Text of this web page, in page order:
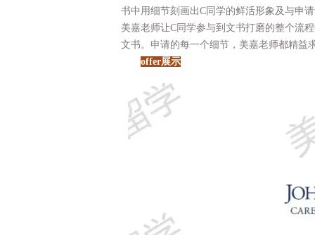
书中用细节刻画出C同学的鲜活形象及与申
美嘉老师让C同学参与到文书打磨的整个流
文书。申请的每一个细节，美嘉老师都精益
offer展示